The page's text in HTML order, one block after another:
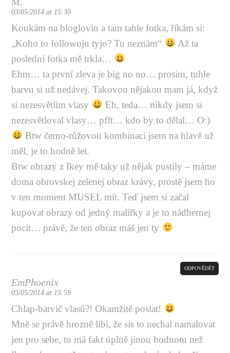
03/05/2014 at 15:30
Koukám na bloglovin a tam tahle fotka, říkám si:
„Koho to followuju tyjo? Tu neznám“
Až ta
poslední fotka mě trkla…
Ehm… ta první zleva je big no no… prosim, tuhle
barvu si už nedávej. Takovou nějakou mam já, když
si nezesvětlim vlasy
Eh, teda… nikdy jsem si
nezesvětloval vlasy… pfft… kdo by to dělal… O:)
Btw černo-růžovou kombinaci jsem na hlavě už
měl, je to hodně let.
Btw obrazy z Ikey mě taky už nějak pustily – máme
doma obrovskej zelenej obraz krávy, prostě jsem ho
v ten moment MUSEL mít. Teď jsem si začal
kupovat obrazy od jedný malířky a je to nádhernej
pocit… právě, že ten obraz máš jen ty
EmPhoenix
03/05/2014 at 15:59
ODPOVĚDĚT
Chlap-barvič vlasů?! Okamžitě poslat!
Mně se právě hrozně líbí, že sis to nechal namalovat
jen pro sebe, to má fakt úplně jinou hodnotu než